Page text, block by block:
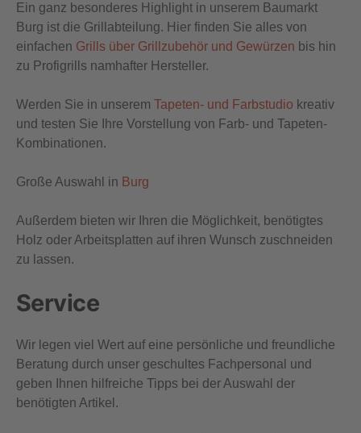
Ein ganz besonderes Highlight in unserem Baumarkt
Burg ist die Grillabteilung. Hier finden Sie alles von
einfachen Grills über Grillzubehör und Gewürzen bis hin
zu Profigrills namhafter Hersteller.
Werden Sie in unserem Tapeten- und Farbstudio kreativ
und testen Sie Ihre Vorstellung von Farb- und Tapeten-
Kombinationen.
Große Auswahl in Burg
Außerdem bieten wir Ihren die Möglichkeit, benötigtes
Holz oder Arbeitsplatten auf ihren Wunsch zuschneiden
zu lassen.
Service
Wir legen viel Wert auf eine persönliche und freundliche
Beratung durch unser geschultes Fachpersonal und
geben Ihnen hilfreiche Tipps bei der Auswahl der
benötigten Artikel.